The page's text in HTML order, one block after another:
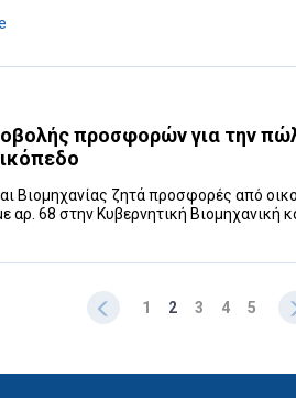
προσφορών για την
Βιομηχανίας ζητά προσφορές από
αρ. 68 στην Κυβερνητική Βιομηχανική
1 2 3 4 5